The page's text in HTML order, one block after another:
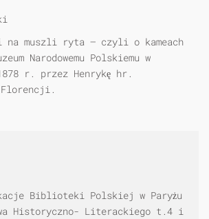
muszli ryta — czyli o kameach
Narodowemu Polskiemu w
r. przez Henrykę hr.
Florencji.
Biblioteki Polskiej w Paryżu
Historyczno- Literackiego t.4 i